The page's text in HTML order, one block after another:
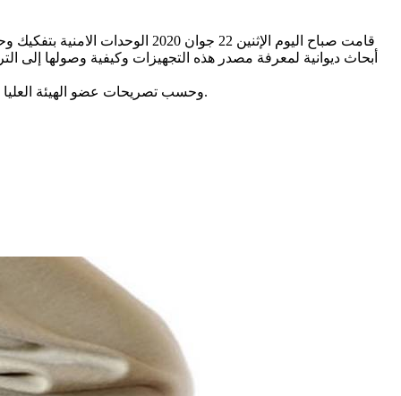
قامت صباح اليوم الإثنين 22
أبحاث ديوانية لمعرفة مصدر هذه التجهيزات وكيفية وصولها إلى
وحسب تصريحات عضو الهيئة العليا المستقلة للاتصال السمعي البصري هشام السنوسي فإن المعدات المهربة للاذاعة المذكورة قادرة على اختراق الاجهزة الامنية والاستخباراتية.